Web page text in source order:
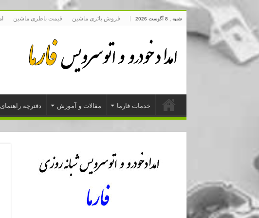
شنبه , 8 آگوست 2026 فروش باتری ماشین قیمت باطری ماشین
خدمات فارما مقالات و آموزش دفترچه